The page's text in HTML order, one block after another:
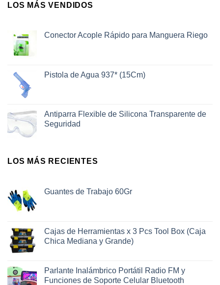
LOS MÁS VENDIDOS
Conector Acople Rápido para Manguera Riego
Pistola de Agua 937* (15Cm)
Antiparra Flexible de Silicona Transparente de
Seguridad
LOS MÁS RECIENTES
Guantes de Trabajo 60Gr
Cajas de Herramientas x 3 Pcs Tool Box (Caja
Chica Mediana y Grande)
Parlante Inalámbrico Portátil Radio FM y
Funciones de Soporte Celular Bluetooth